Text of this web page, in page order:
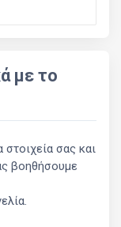
με το
σας και
βοηθήσουμε